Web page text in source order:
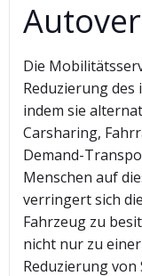
Die
Reduzierung
indem sie
Carsharing,
Demand-
Menschen auf
verringert sich
Fahrzeug zu
nicht nur zu
Reduzierung